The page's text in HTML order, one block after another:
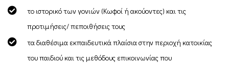
το ιστορικό των γονιών (Κωφοί ή ακούοντες) και τις
προτιμήσεις/ πεποιθήσεις τους
τα διαθέσιμα εκπαιδευτικά πλαίσια στην περιοχή κατοικίας
του παιδιού και τις μεθόδους επικοινωνίας που